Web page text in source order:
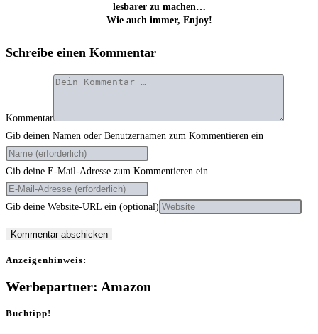
les­ba­rer zu machen…
Wie auch immer, Enjoy!
Schreibe einen Kommentar
Kommentar
Gib deinen Namen oder Benutzernamen zum Kommentieren ein
Gib deine E-Mail-Adresse zum Kommentieren ein
Gib deine Website-URL ein (optional)
Anzei­gen­hin­weis:
Werbepartner: Amazon
Buchtipp!